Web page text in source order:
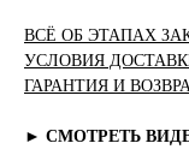
ВСЁ ОБ ЭТАПАХ
УСЛОВИЯ
ГАРАНТИЯ И
► СМОТРЕТЬ